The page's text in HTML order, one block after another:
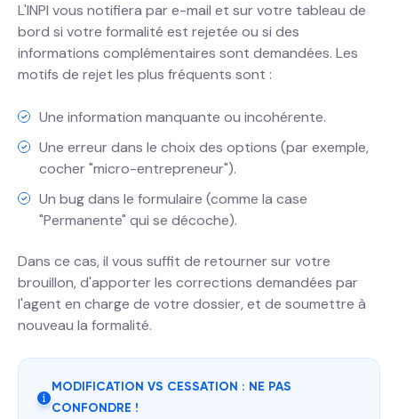
L'INPI vous notifiera par e-mail et sur votre tableau de
bord si votre formalité est rejetée ou si des
informations complémentaires sont demandées. Les
motifs de rejet les plus fréquents sont :
Une information manquante ou incohérente.
Une erreur dans le choix des options (par exemple,
cocher "micro-entrepreneur").
Un bug dans le formulaire (comme la case
"Permanente" qui se décoche).
Dans ce cas, il vous suffit de retourner sur votre
brouillon, d'apporter les corrections demandées par
l'agent en charge de votre dossier, et de soumettre à
nouveau la formalité.
MODIFICATION VS CESSATION : NE PAS
CONFONDRE !